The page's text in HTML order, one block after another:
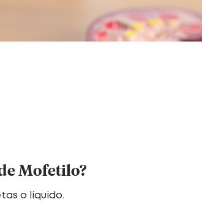
Mofetilo?
o líquido.